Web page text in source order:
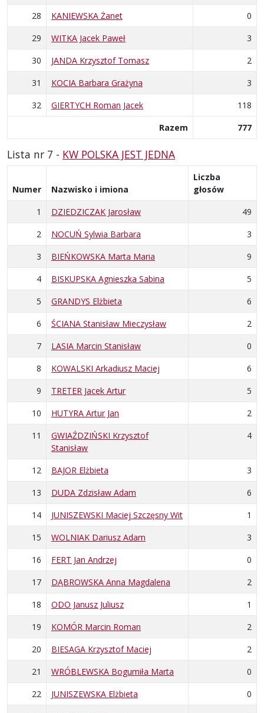
28
KANIEWSKA Żanet
0
29
WITKA Jacek Paweł
3
30
JANDA Krzysztof Tomasz
2
31
KOCIA Barbara Grażyna
3
32
GIERTYCH Roman Jacek
118
Razem
777
Lista nr 7 - KW POLSKA JEST JEDNA
Numer Nazwisko i imiona
Liczba
głosów
1
DZIEDZICZAK Jarosław
49
2
NOCUŃ Sylwia Barbara
3
3
BIEŃKOWSKA Marta Maria
9
4
BISKUPSKA Agnieszka Sabina
5
5
GRANDYS Elżbieta
6
6
ŚCIANA Stanisław Mieczysław
2
7
LASIA Marcin Stanisław
0
8
KOWALSKI Arkadiusz Maciej
6
9
TRETER Jacek Artur
5
10
HUTYRA Artur Jan
2
11
GWIAŹDZIŃSKI Krzysztof
Stanisław
4
12 BAJOR Elżbieta
3
13
DUDA Zdzisław Adam
6
14
JUNISZEWSKI Maciej Szczęsny Wit
1
15
WOLNIAK Dariusz Adam
3
16
FERT Jan Andrzej
0
17
DĄBROWSKA Anna Magdalena
2
18
ODO Janusz Juliusz
1
19
KOMÓR Marcin Roman
2
20
BIESAGA Krzysztof Maciej
2
21
WRÓBLEWSKA Bogumiła Marta
0
22
JUNISZEWSKA Elżbieta
0